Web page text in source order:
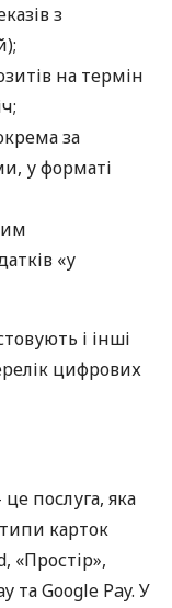
з
на термін
за
у форматі
«у
і інші
цифрових
послуга, яка
карток
«Простір»,
та Google Pay. У